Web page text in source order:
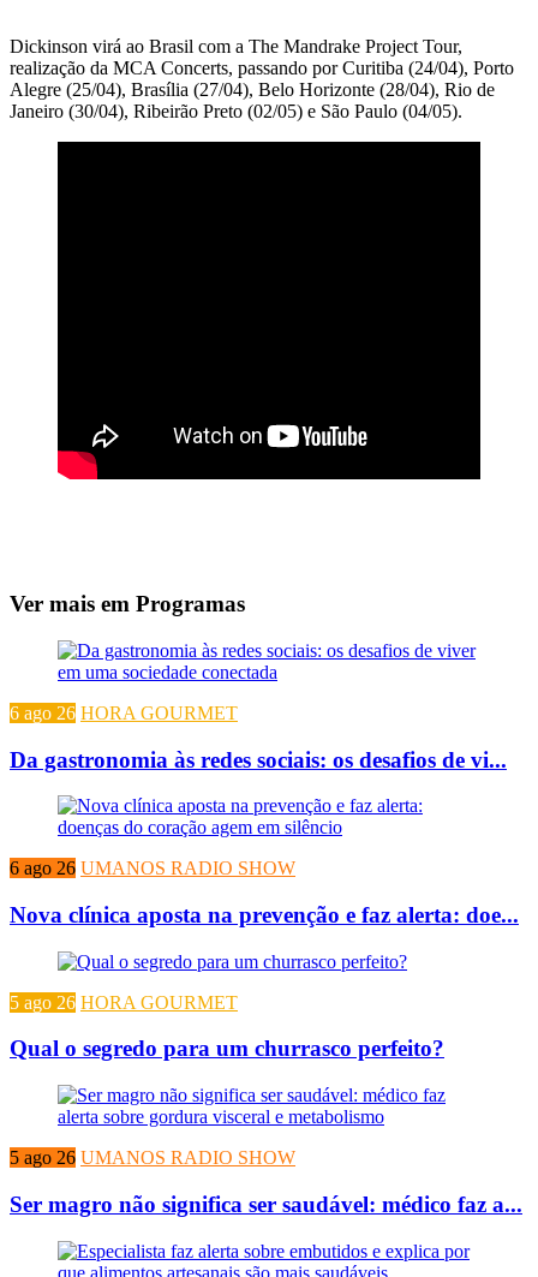
Dickinson virá ao Brasil com a The Mandrake Project Tour,
realização da MCA Concerts, passando por Curitiba (24/04), Porto
Alegre (25/04), Brasília (27/04), Belo Horizonte (28/04), Rio de
Janeiro (30/04), Ribeirão Preto (02/05) e São Paulo (04/05).
Ver mais em Programas
6 ago 26 HORA GOURMET
Da gastronomia às redes sociais: os desafios de vi...
6 ago 26 UMANOS RADIO SHOW
Nova clínica aposta na prevenção e faz alerta: doe...
5 ago 26 HORA GOURMET
Qual o segredo para um churrasco perfeito?
5 ago 26 UMANOS RADIO SHOW
Ser magro não significa ser saudável: médico faz a...